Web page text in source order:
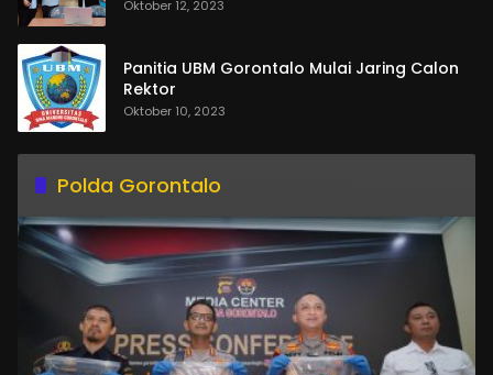
Oktober 12, 2023
Panitia UBM Gorontalo Mulai Jaring Calon
Rektor
Oktober 10, 2023
Polda Gorontalo